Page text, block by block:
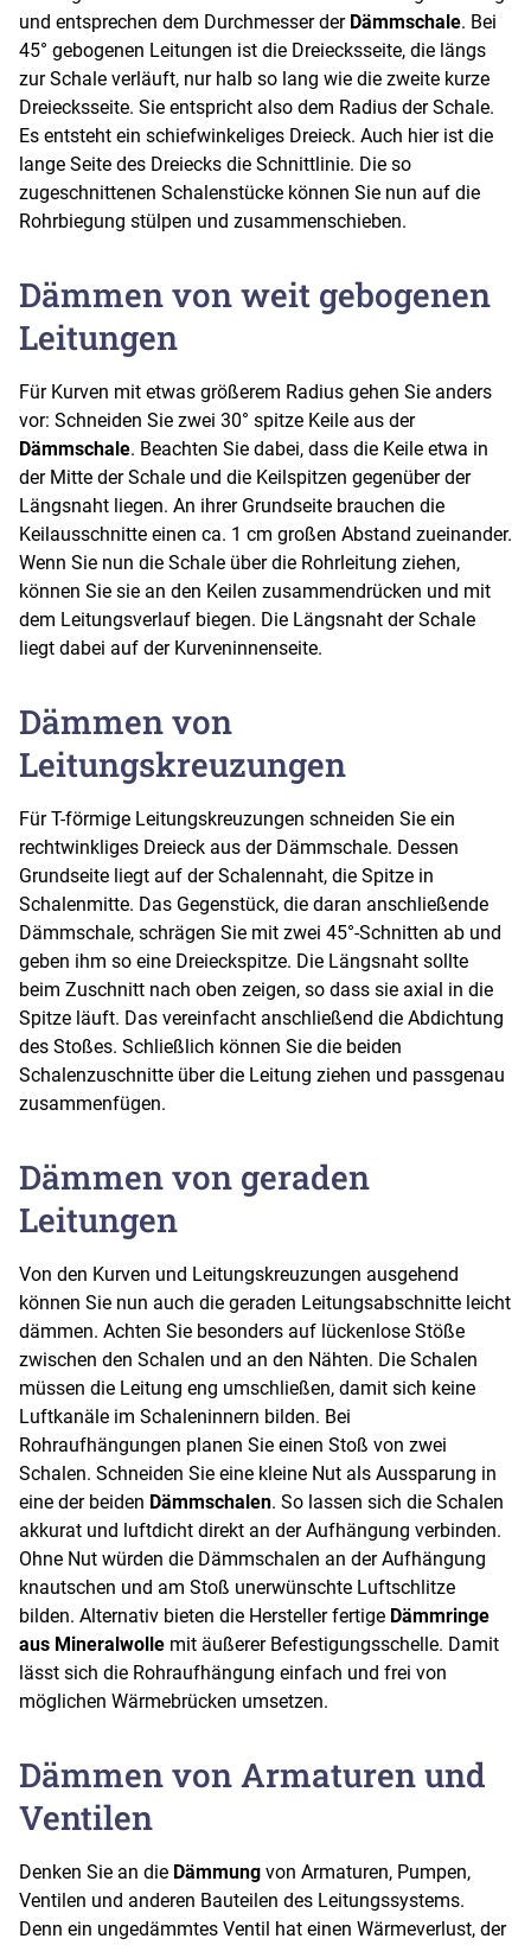
und entsprechen dem Durchmesser der Dämmschale. Bei
45° gebogenen Leitungen ist die Dreiecksseite, die längs
zur Schale verläuft, nur halb so lang wie die zweite kurze
Dreiecksseite. Sie entspricht also dem Radius der Schale.
Es entsteht ein schiefwinkeliges Dreieck. Auch hier ist die
lange Seite des Dreiecks die Schnittlinie. Die so
zugeschnittenen Schalenstücke können Sie nun auf die
Rohrbiegung stülpen und zusammenschieben.
Dämmen von weit gebogenen
Leitungen
Für Kurven mit etwas größerem Radius gehen Sie anders
vor: Schneiden Sie zwei 30° spitze Keile aus der
Dämmschale. Beachten Sie dabei, dass die Keile etwa in
der Mitte der Schale und die Keilspitzen gegenüber der
Längsnaht liegen. An ihrer Grundseite brauchen die
Keilausschnitte einen ca. 1 cm großen Abstand zueinander.
Wenn Sie nun die Schale über die Rohrleitung ziehen,
können Sie sie an den Keilen zusammendrücken und mit
dem Leitungsverlauf biegen. Die Längsnaht der Schale
liegt dabei auf der Kurveninnenseite.
Dämmen von
Leitungskreuzungen
Für T-förmige Leitungskreuzungen schneiden Sie ein
rechtwinkliges Dreieck aus der Dämmschale. Dessen
Grundseite liegt auf der Schalennaht, die Spitze in
Schalenmitte. Das Gegenstück, die daran anschließende
Dämmschale, schrägen Sie mit zwei 45°-Schnitten ab und
geben ihm so eine Dreieckspitze. Die Längsnaht sollte
beim Zuschnitt nach oben zeigen, so dass sie axial in die
Spitze läuft. Das vereinfacht anschließend die Abdichtung
des Stoßes. Schließlich können Sie die beiden
Schalenzuschnitte über die Leitung ziehen und passgenau
zusammenfügen.
Dämmen von geraden
Leitungen
Von den Kurven und Leitungskreuzungen ausgehend
können Sie nun auch die geraden Leitungsabschnitte leicht
dämmen. Achten Sie besonders auf lückenlose Stöße
zwischen den Schalen und an den Nähten. Die Schalen
müssen die Leitung eng umschließen, damit sich keine
Luftkanäle im Schaleninnern bilden. Bei
Rohraufhängungen planen Sie einen Stoß von zwei
Schalen. Schneiden Sie eine kleine Nut als Aussparung in
eine der beiden Dämmschalen. So lassen sich die Schalen
akkurat und luftdicht direkt an der Aufhängung verbinden.
Ohne Nut würden die Dämmschalen an der Aufhängung
knautschen und am Stoß unerwünschte Luftschlitze
bilden. Alternativ bieten die Hersteller fertige Dämmringe
aus Mineralwolle mit äußerer Befestigungsschelle. Damit
lässt sich die Rohraufhängung einfach und frei von
möglichen Wärmebrücken umsetzen.
Dämmen von Armaturen und
Ventilen
Denken Sie an die Dämmung von Armaturen, Pumpen,
Ventilen und anderen Bauteilen des Leitungssystems.
Denn ein ungedämmtes Ventil hat einen Wärmeverlust, der